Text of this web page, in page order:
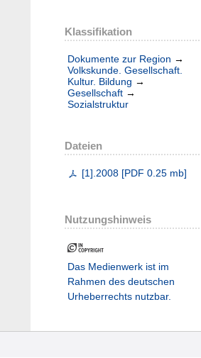
Klassifikation
Dokumente zur Region →
Volkskunde. Gesellschaft.
Kultur. Bildung →
Gesellschaft →
Sozialstruktur
Dateien
[1].2008 [PDF 0.25 mb]
Nutzungshinweis
Das Medienwerk ist im
Rahmen des deutschen
Urheberrechts nutzbar.